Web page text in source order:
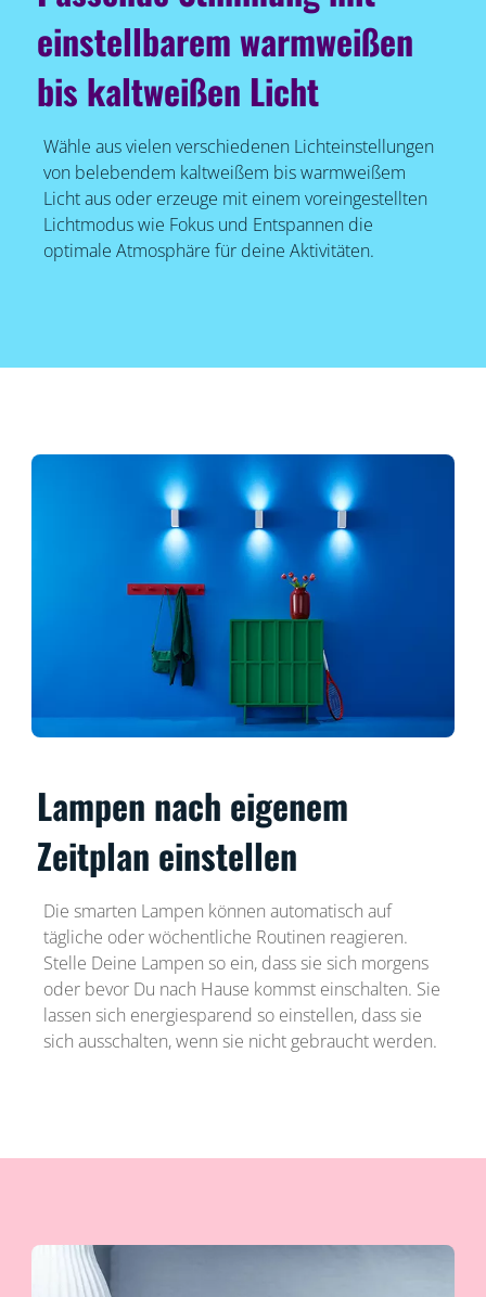
einstellbarem warmweißen
bis kaltweißen Licht
Wähle aus vielen verschiedenen Lichteinstellungen
von belebendem kaltweißem bis warmweißem
Licht aus oder erzeuge mit einem voreingestellten
Lichtmodus wie Fokus und Entspannen die
optimale Atmosphäre für deine Aktivitäten.
Lampen nach eigenem
Zeitplan einstellen
Die smarten Lampen können automatisch auf
tägliche oder wöchentliche Routinen reagieren.
Stelle Deine Lampen so ein, dass sie sich morgens
oder bevor Du nach Hause kommst einschalten. Sie
lassen sich energiesparend so einstellen, dass sie
sich ausschalten, wenn sie nicht gebraucht werden.